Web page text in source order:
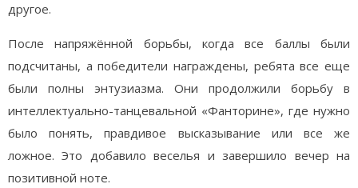
другое.
После напряжённой борьбы, когда все баллы были
подсчитаны, а победители награждены, ребята все еще
были полны энтузиазма. Они продолжили борьбу в
интеллектуально-танцевальной «Фанторине», где нужно
было понять, правдивое высказывание или все же
ложное. Это добавило веселья и завершило вечер на
позитивной ноте.